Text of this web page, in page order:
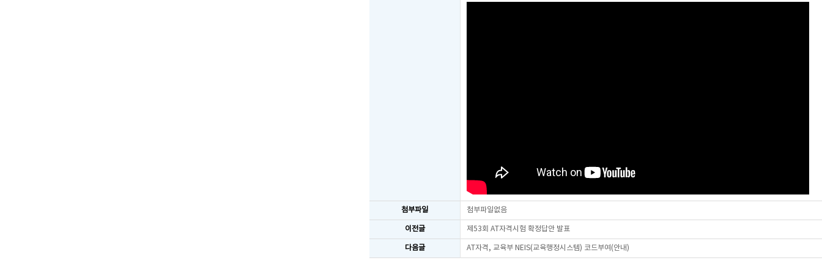
첨부파일 첨부파일없음
이전글 제53회 AT자격시험 확정답안 발표
다음글 AT자격, 교육부 NEIS(교육행정시스템) 코드부여(안내)